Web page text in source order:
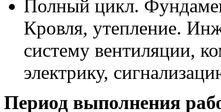
Полный цикл.
Кровля, утепление.
систему вентиляции,
электрику,
Период выполнения